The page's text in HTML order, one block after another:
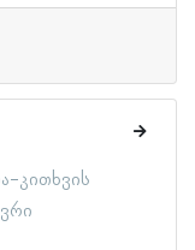
კითხვის